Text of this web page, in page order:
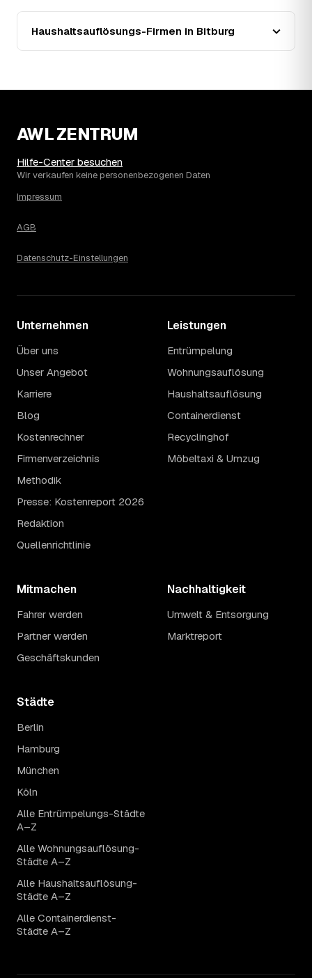
fallend um rund 7 %, mit dem bisherigen Höchststand im
Jahr 2023. Seither ist der Ø-Preis rückläufig – die
Kyllburg liegt bei einem Ø-Preis von rund 2.039 € pro
Haushaltsauflösung, in Bitburg sind es im Schnitt 2.270 €.
Die genaue Preisspanne hängt jeweils von Größe und
Wertanrechnung des Hausstands ab, ein Städtevergleich
Haushaltsauflösungs-Firmen in Bitburg
AWL ZENTRUM
Hilfe-Center besuchen
Wir verkaufen keine personenbezogenen Daten
Impressum
AGB
Datenschutz-Einstellungen
Unternehmen
Über uns
Unser Angebot
Karriere
Blog
Kostenrechner
Firmenverzeichnis
Methodik
Presse: Kostenreport 2026
Redaktion
Quellenrichtlinie
Leistungen
Entrümpelung
Wohnungsauflösung
Haushaltsauflösung
Containerdienst
Recyclinghof
Möbeltaxi & Umzug
Mitmachen
Fahrer werden
Partner werden
Geschäftskunden
Nachhaltigkeit
Umwelt & Entsorgung
Marktreport
Städte
Berlin
Hamburg
München
Köln
Alle Entrümpelungs-Städte
A–Z
Alle Wohnungsauflösung-
Städte A–Z
Alle Haushaltsauflösung-
Städte A–Z
Alle Containerdienst-
Städte A–Z